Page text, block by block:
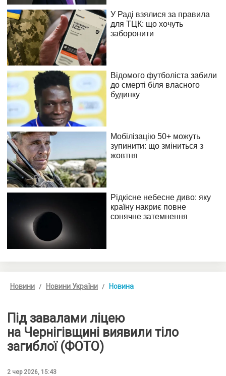
Новини Новини України Новина
Під завалами ліцею
на Чернігівщині виявили тіло
загиблої (ФОТО)
2 чер 2026, 15:43